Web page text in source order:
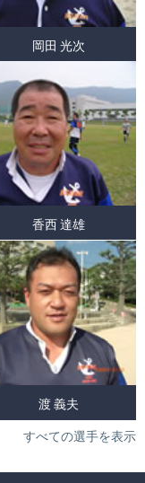
岡田 光次
香西 達雄
渡 義夫
すべての選手を表示